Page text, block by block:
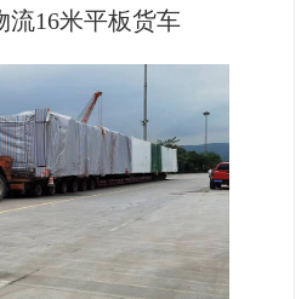
流16米平板货车